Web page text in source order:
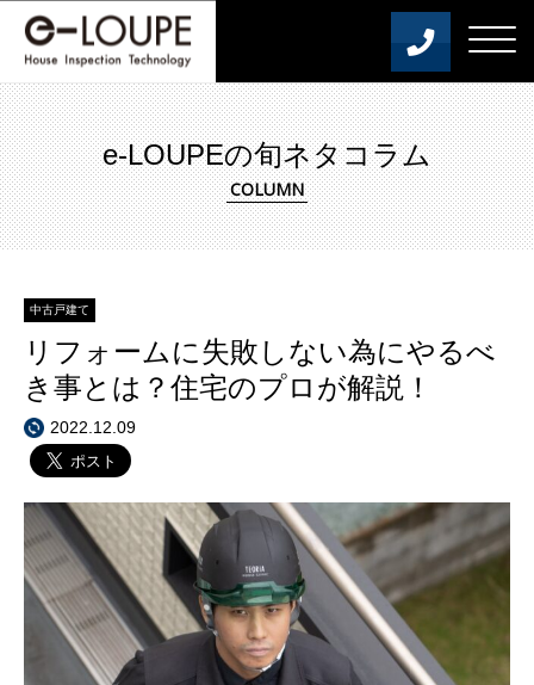
e-LOUPEの旬ネタコラム
中古戸建て
リフォームに失敗しない為にやるべ
き事とは？住宅のプロが解説！
2022.12.09